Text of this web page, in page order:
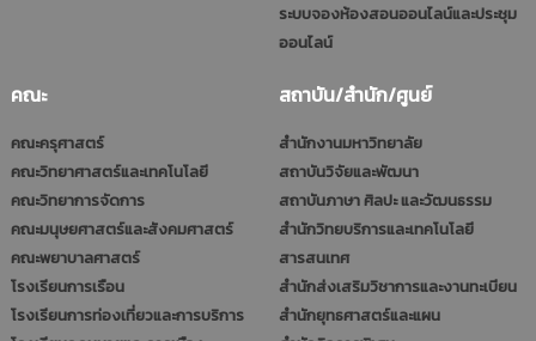
ระบบจองห้องสอนออนไลน์และประชุม
ออนไลน์
คณะ
คณะครุศาสตร์
คณะวิทยาศาสตร์และเทคโนโลยี
คณะวิทยาการจัดการ
คณะมนุษยศาสตร์และสังคมศาสตร์
คณะพยาบาลศาสตร์
โรงเรียนการเรือน
โรงเรียนการท่องเที่ยวและการบริการ
สถาบัน/สำนัก/ศูนย์
สำนักงานมหาวิทยาลัย
สถาบันวิจัยและพัฒนา
สถาบันภาษา ศิลปะ และวัฒนธรรม
สำนักวิทยบริการและเทคโนโลยี
สารสนเทศ
สำนักส่งเสริมวิชาการและงานทะเบียน
สำนักยุทธศาสตร์และแผน